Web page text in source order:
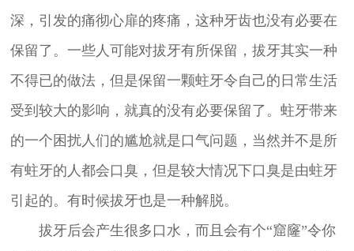
深，引发的痛彻心扉的疼痛，这种牙齿也没有必要在
保留了。一些人可能对拔牙有所保留，拔牙其实一种
不得已的做法，但是保留一颗蛀牙令自己的日常生活
受到较大的影响，就真的没有必要保留了。蛀牙带来
的一个困扰人们的尴尬就是口气问题，当然并不是所
有蛀牙的人都会口臭，但是较大情况下口臭是由蛀牙
引起的。有时候拔牙也是一种解脱。
拔牙后会产生很多口水，而且会有个“窟窿”令你